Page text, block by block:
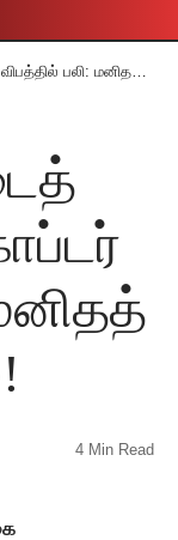
மனிதத் தவறே காரணம்!
4 Min Read